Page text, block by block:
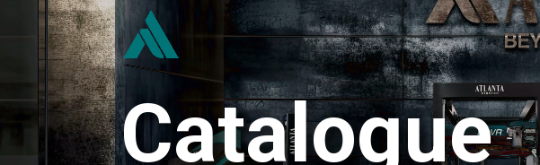
Catalogue